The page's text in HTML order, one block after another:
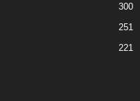
300
251
221